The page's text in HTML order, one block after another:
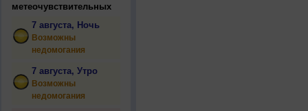
метеочувствительных
7 августа, Ночь
Возможны
недомогания
7 августа, Утро
Возможны
недомогания